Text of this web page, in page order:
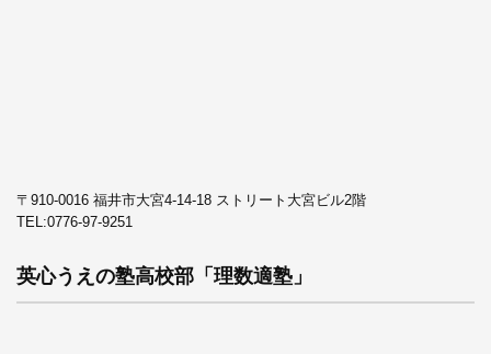
〒910-0016 福井市大宮4-14-18 ストリート大宮ビル2階
TEL:0776-97-9251
英心うえの塾高校部「理数適塾」